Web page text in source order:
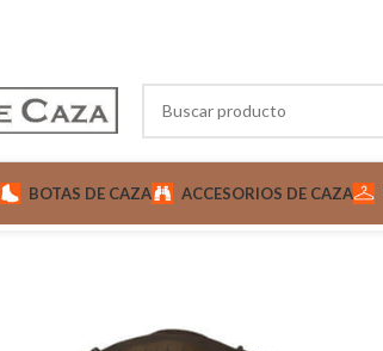
BOTAS DE CAZA ACCESORIOS DE CAZA